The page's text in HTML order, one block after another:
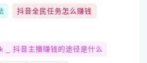
抖音全民任务怎么赚钱
_ 抖音主播赚钱的途径是什么